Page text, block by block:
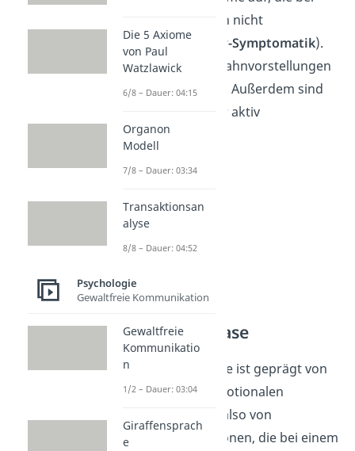
gesunden Menschen nicht
vorkommen (Positiv-Symptomatik).
Hier kommt es zu Wahnvorstellungen
und Halluzinationen. Außerdem sind
die Betroffenen sehr aktiv
(Überaktivität).
Chronische Phase
Die chronische Phase ist geprägt von
psychischen und emotionalen
Einschränkungen – also von
körperlichen Funktionen, die bei einem
Die 5 Axiome
von Paul
Watzlawick
6/8 – Dauer: 04:15
Organon
Modell
7/8 – Dauer: 03:34
Transaktionsan
alyse
8/8 – Dauer: 04:52
Psychologie
Gewaltfreie Kommunikation
Gewaltfreie
Kommunikatio
n
1/2 – Dauer: 03:04
Giraffensprach
e